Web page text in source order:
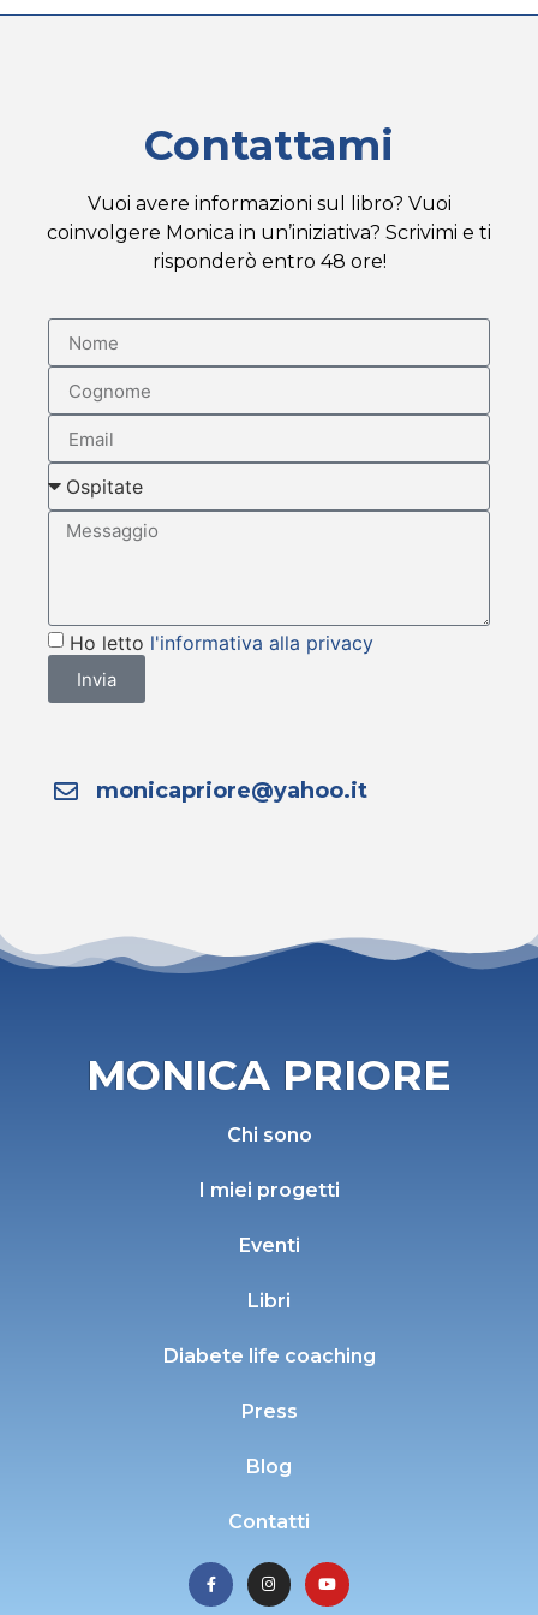
Contattami
Vuoi avere informazioni sul libro? Vuoi
coinvolgere Monica in un’iniziativa? Scrivimi e ti
risponderò entro 48 ore!
Ho letto l'informativa alla privacy
Invia
monicapriore@yahoo.it
MONICA PRIORE
Chi sono
I miei progetti
Eventi
Libri
Diabete life coaching
Press
Blog
Contatti